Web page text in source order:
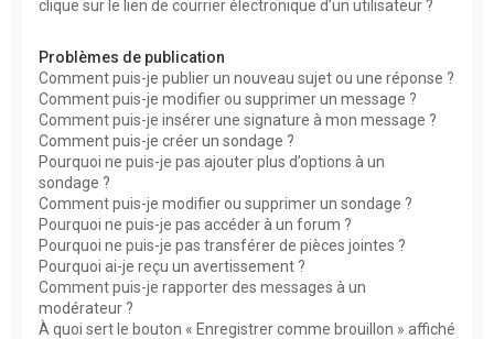
clique sur le lien de courrier électronique d’un utilisateur ?
Problèmes de publication
Comment puis-je publier un nouveau sujet ou une réponse ?
Comment puis-je modifier ou supprimer un message ?
Comment puis-je insérer une signature à mon message ?
Comment puis-je créer un sondage ?
Pourquoi ne puis-je pas ajouter plus d’options à un
sondage ?
Comment puis-je modifier ou supprimer un sondage ?
Pourquoi ne puis-je pas accéder à un forum ?
Pourquoi ne puis-je pas transférer de pièces jointes ?
Pourquoi ai-je reçu un avertissement ?
Comment puis-je rapporter des messages à un
modérateur ?
À quoi sert le bouton « Enregistrer comme brouillon » affiché